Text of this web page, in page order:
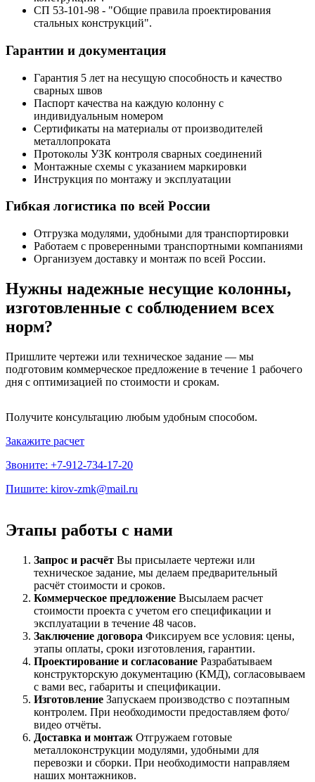
СП 53-101-98 - "Общие правила проектирования
стальных конструкций".
Гарантии и документация
Гарантия 5 лет на несущую способность и качество
сварных швов
Паспорт качества на каждую колонну с
индивидуальным номером
Сертификаты на материалы от производителей
металлопроката
Протоколы УЗК контроля сварных соединений
Монтажные схемы с указанием маркировки
Инструкция по монтажу и эксплуатации
Гибкая логистика по всей России
Отгрузка модулями, удобными для транспортировки
Работаем с проверенными транспортными компаниями
Организуем доставку и монтаж по всей России.
Нужны надежные несущие колонны,
изготовленные с соблюдением всех
норм?
Пришлите чертежи или техническое задание — мы
подготовим коммерческое предложение в течение 1 рабочего
дня с оптимизацией по стоимости и срокам.
Получите консультацию любым удобным способом.
Закажите расчет
Звоните: +7-912-734-17-20
Пишите: kirov-zmk@mail.ru
Этапы работы с нами
Запрос и расчёт Вы присылаете чертежи или
техническое задание, мы делаем предварительный
расчёт стоимости и сроков.
Коммерческое предложение Высылаем расчет
стоимости проекта с учетом его спецификации и
эксплуатации в течение 48 часов.
Заключение договора Фиксируем все условия: цены,
этапы оплаты, сроки изготовления, гарантии.
Проектирование и согласование Разрабатываем
конструкторскую документацию (КМД), согласовываем
с вами вес, габариты и спецификации.
Изготовление Запускаем производство с поэтапным
контролем. При необходимости предоставляем фото/
видео отчёты.
Доставка и монтаж Отгружаем готовые
металлоконструкции модулями, удобными для
перевозки и сборки. При необходимости направляем
наших монтажников.